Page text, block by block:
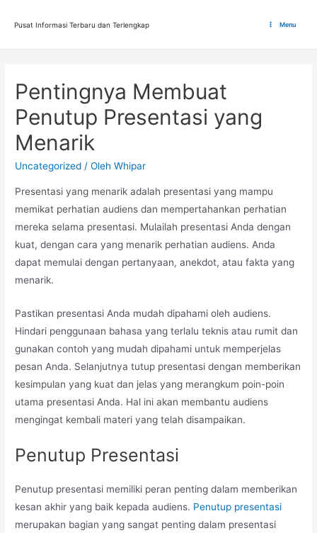
Pusat Informasi Terbaru dan Terlengkap Menu
Pentingnya Membuat
Penutup Presentasi yang
Menarik
Uncategorized / OlehWhipar
Presentasi yang menarik adalah presentasi yang mampu
memikat perhatian audiens dan mempertahankan perhatian
mereka selama presentasi. Mulailah presentasi Anda dengan
kuat, dengan cara yang menarik perhatian audiens. Anda
dapat memulai dengan pertanyaan, anekdot, atau fakta yang
menarik.
Pastikan presentasi Anda mudah dipahami oleh audiens.
Hindari penggunaan bahasa yang terlalu teknis atau rumit dan
gunakan contoh yang mudah dipahami untuk memperjelas
pesan Anda. Selanjutnya tutup presentasi dengan memberikan
kesimpulan yang kuat dan jelas yang merangkum poin-poin
utama presentasi Anda. Hal ini akan membantu audiens
mengingat kembali materi yang telah disampaikan.
Penutup Presentasi
Penutup presentasi memiliki peran penting dalam memberikan
kesan akhir yang baik kepada audiens. Penutup presentasi
merupakan bagian yang sangat penting dalam presentasi